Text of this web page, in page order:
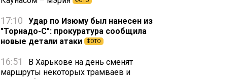
17:10
Удар по Изюму был нанесен из
"Торнадо-С": прокуратура сообщила
новые детали атаки
ФОТО
16:51
В Харькове на день сменят
маршруты некоторых трамваев и